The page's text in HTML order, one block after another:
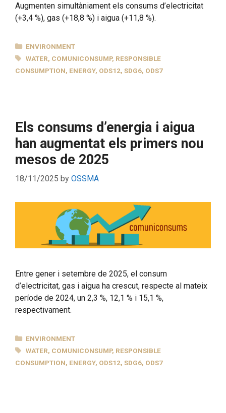
Augmenten simultàniament els consums d’electricitat
(+3,4 %), gas (+18,8 %) i aigua (+11,8 %).
CATEGORIES
ENVIRONMENT
TAGS
WATER, COMUNICONSUMP, RESPONSIBLE
CONSUMPTION, ENERGY, ODS12, SDG6, ODS7
Els consums d’energia i aigua
han augmentat els primers nou
mesos de 2025
18/11/2025 by OSSMA
Entre gener i setembre de 2025, el consum
d’electricitat, gas i aigua ha crescut, respecte al mateix
període de 2024, un 2,3 %, 12,1 % i 15,1 %,
respectivament.
CATEGORIES
ENVIRONMENT
TAGS
WATER, COMUNICONSUMP, RESPONSIBLE
CONSUMPTION, ENERGY, ODS12, SDG6, ODS7